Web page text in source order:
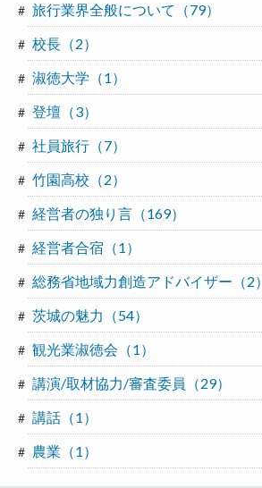
旅行業界全般について（79）
校長（2）
淑徳大学（1）
登壇（3）
社員旅行（7）
竹園高校（2）
経営者の独り言（169）
経営者合宿（1）
総務省地域力創造アドバイザー（2）
茨城の魅力（54）
観光業淑徳会（1）
講演/取材協力/審査委員（29）
講話（1）
農業（1）